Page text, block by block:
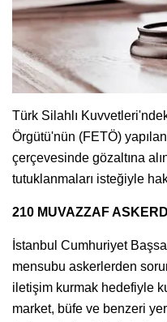
Türk Silahlı
Örgütü'nün (FETÖ)
çerçevesinde gözaltına
tutuklanmaları isteğiyle
210 MUVAZZAF
İstanbul Cumhuriyet
mensubu askerlerden
iletişim kurmak hedefiyle
market, büfe ve benzeri